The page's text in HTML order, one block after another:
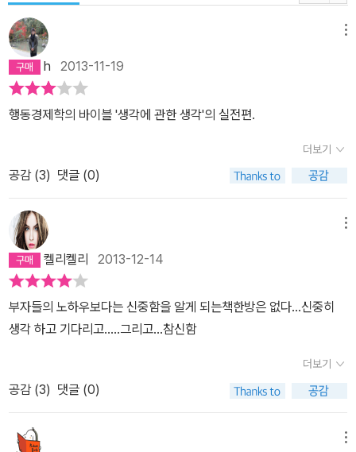
오 이론으로 노벨 경제학상을 받은 해리 마코위츠 역시 정작 자신이
투자할 때는 3분할 투자법을 따르는 것으로 유명하다. 저축, 보험, 소
비 습관부터 주식, 부동산, 노후 대비까지 당신이 얼마를 벌든, 세상이
어떻게 바뀌든 당신을 부자로 만들어 줄 경제 심리학 《부자들의 생각
법》을 읽다 보면 문제는 ‘돈’이 아니라 ‘돈을 대하는 우리의 심리’에
있음을 알게 된다. 그렇지만 남들과 똑같이 생각하고 ‘돈’에 접근한다
서 다른 미래를 기대하는 것을 ‘정신병’이라고 했습니다. 정신병까지
떻게 인간의 심리를 이용하는지 알아야 합니다.” 부자들은 이미 이런
사실을 간파하고 다른 생각과 사고로 자신의 재산을 지키고 늘려가고
있다. 결국 부자와 그렇지 않은 사람의 차이는 자신의 약점을 파악하
을 하는 사람만이 좋은 결과를 얻을 수 있다. 《부자들의 생각법》은 우
리의 약점, 특히 돈 관리를 하면서 보이는 약점을 낱낱이 파헤치고 있
다. 부자가 되기 위해 어떠한 생각을 가져야 하는지 흥미로운 실험과
역사?경제학?심리학을 넘나들며 흥미진진하게 전달한다. 이 책은 세
해 줄 것이다. 자, 부자가 될 준비가 되었는가?
h 2013-11-19
행동경제학의 바이블 '생각에 관한 생각'의 실전편.
더보기
공감 (3) 댓글 (0)
켈리켈리 2013-12-14
부자들의 노하우보다는 신중함을 알게 되는책한방은 없다...신중히
생각 하고 기다리고.....그리고...참신함
더보기
공감 (3) 댓글 (0)